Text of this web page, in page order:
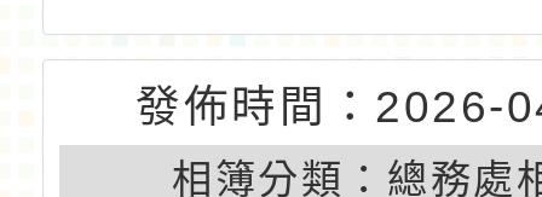
發佈時間：2026-